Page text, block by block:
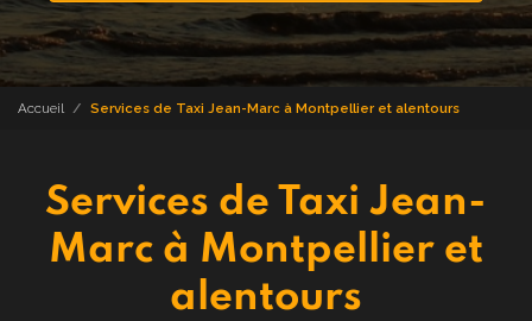
Accueil Services de Taxi Jean-Marc à Montpellier et alentours
Services de Taxi Jean-
Marc à Montpellier et
alentours